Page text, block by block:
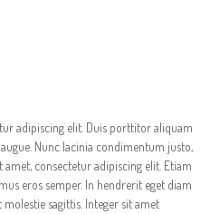
adipiscing elit. Duis porttitor aliquam
Nunc lacinia condimentum justo,
consectetur adipiscing elit. Etiam
eros semper. In hendrerit eget diam
sagittis. Integer sit amet